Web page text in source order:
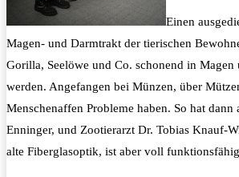
Einen
Magen- und Darmtrakt der tierischen
Gorilla, Seelöwe und Co. schonend in Magen
werden. Angefangen bei Münzen, über
Menschenaffen Probleme haben. So hat
Enninger, und Zootierarzt Dr. Tobias Knauf-
alte Fiberglasoptik, ist aber voll